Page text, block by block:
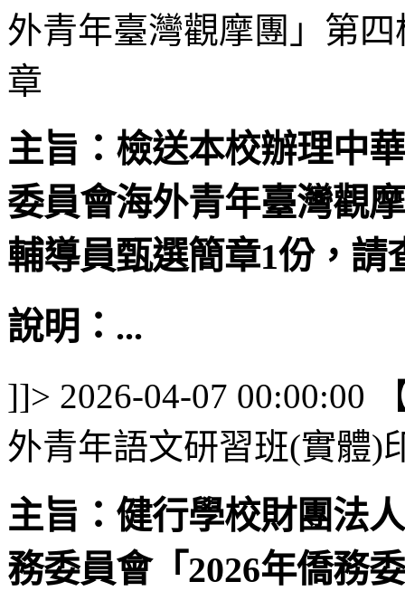
外青年臺灣觀摩團」第
章
主旨：檢送本校辦理中
委員會海外青年臺灣觀
輔導員甄選簡章1份，請
說明：...
]]> 2026-04-07 00:00:00
外青年語文研習班(實體)
主旨：健行學校財團法
務委員會「2026年僑務